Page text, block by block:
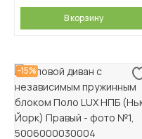
В корзину
-15%